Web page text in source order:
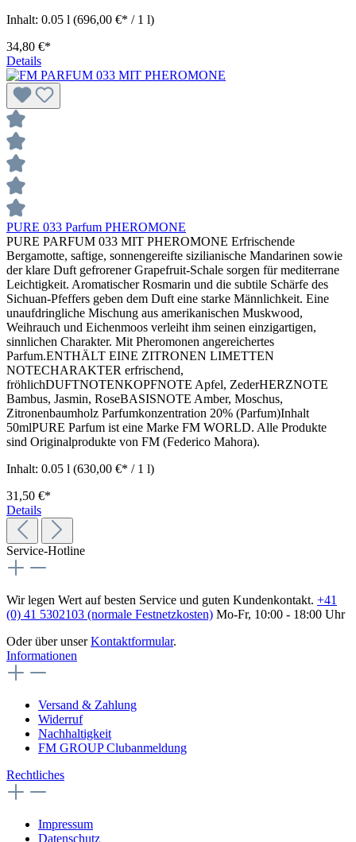
Inhalt: 0.05 l (696,00 €* / 1 l)
34,80 €*
Details
PURE 033 Parfum PHEROMONE
PURE PARFUM 033 MIT PHEROMONE Erfrischende
Bergamotte, saftige, sonnengereifte sizilianische Mandarinen sowie
der klare Duft gefrorener Grapefruit-Schale sorgen für mediterrane
Leichtigkeit. Aromatischer Rosmarin und die subtile Schärfe des
Sichuan-Pfeffers geben dem Duft eine starke Männlichkeit. Eine
unaufdringliche Mischung aus amerikanischen Muskwood,
Weihrauch und Eichenmoos verleiht ihm seinen einzigartigen,
sinnlichen Charakter. Mit Pheromonen angereichertes
Parfum.ENTHÄLT EINE ZITRONEN LIMETTEN
NOTECHARAKTER erfrischend,
fröhlichDUFTNOTENKOPFNOTE Apfel, ZederHERZNOTE
Bambus, Jasmin, RoseBASISNOTE Amber, Moschus,
Zitronenbaumholz Parfumkonzentration 20% (Parfum)Inhalt
50mlPURE Parfum ist eine Marke FM WORLD. Alle Produkte
sind Originalprodukte von FM (Federico Mahora).
Inhalt: 0.05 l (630,00 €* / 1 l)
31,50 €*
Details
Service-Hotline
Wir legen Wert auf besten Service und guten Kundenkontakt. +41
(0) 41 5302103 (normale Festnetzkosten) Mo-Fr, 10:00 - 18:00 Uhr
Oder über unserKontaktformular.
Informationen
Versand & Zahlung
Widerruf
Nachhaltigkeit
FM GROUP Clubanmeldung
Rechtliches
Impressum
Datenschutz